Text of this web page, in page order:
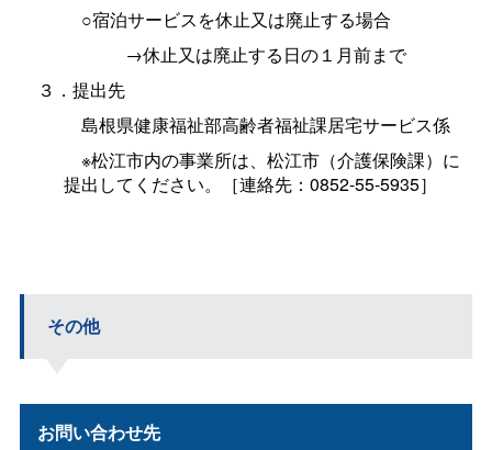
○宿泊サービスを休止又は廃止する場合
→休止又は廃止する日の１月前まで
３．提出先
島根県健康福祉部高齢者福祉課居宅サービス係
※松江市内の事業所は、松江市（介護保険課）に
提出してください。［連絡先：0852-55-5935］
その他
お問い合わせ先